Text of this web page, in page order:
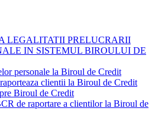
LEGALITATII PRELUCRARII
IN SISTEMUL BIROULUI DE
personale la Biroul de Credit
clientii la Biroul de Credit
Biroul de Credit
de raportare a clientilor la Biroul de